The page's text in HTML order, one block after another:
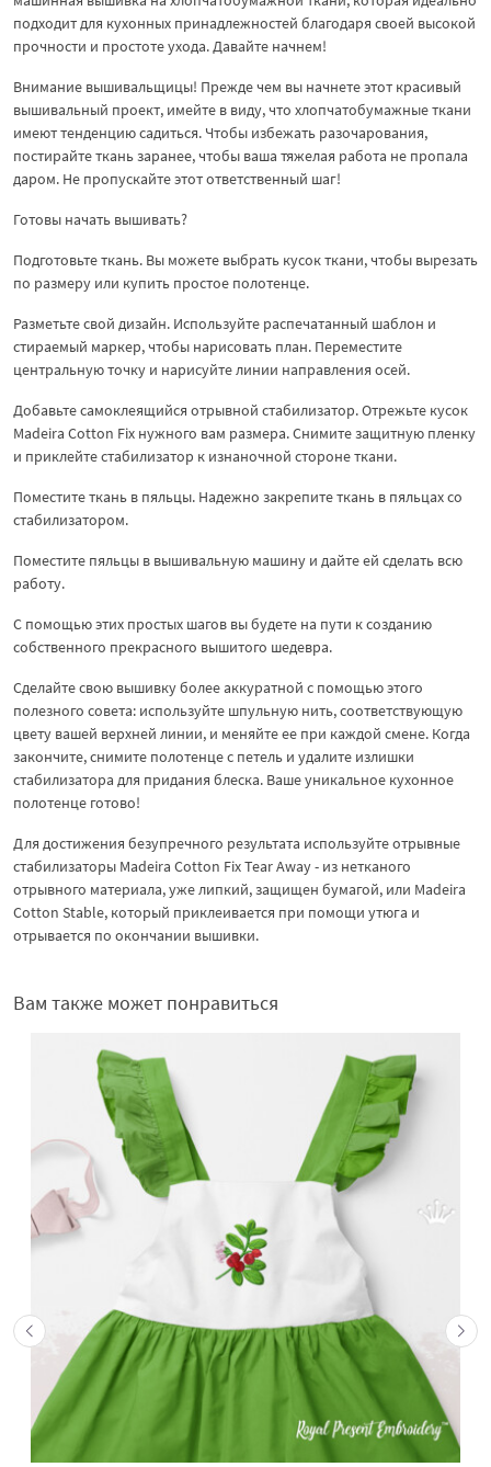
подходит для кухонных принадлежностей благодаря своей высокой
прочности и простоте ухода. Давайте начнем!
Внимание вышивальщицы! Прежде чем вы начнете этот красивый
вышивальный проект, имейте в виду, что хлопчатобумажные ткани
имеют тенденцию садиться. Чтобы избежать разочарования,
постирайте ткань заранее, чтобы ваша тяжелая работа не пропала
даром. Не пропускайте этот ответственный шаг!
Готовы начать вышивать?
Подготовьте ткань. Вы можете выбрать кусок ткани, чтобы вырезать
по размеру или купить простое полотенце.
Разметьте свой дизайн. Используйте распечатанный шаблон и
стираемый маркер, чтобы нарисовать план. Переместите
центральную точку и нарисуйте линии направления осей.
Добавьте самоклеящийся отрывной стабилизатор. Отрежьте кусок
Madeira Cotton Fix нужного вам размера. Снимите защитную пленку
и приклейте стабилизатор к изнаночной стороне ткани.
Поместите ткань в пяльцы. Надежно закрепите ткань в пяльцах со
стабилизатором.
Поместите пяльцы в вышивальную машину и дайте ей сделать всю
работу.
С помощью этих простых шагов вы будете на пути к созданию
собственного прекрасного вышитого шедевра.
Сделайте свою вышивку более аккуратной с помощью этого
полезного совета: используйте шпульную нить, соответствующую
цвету вашей верхней линии, и меняйте ее при каждой смене. Когда
закончите, снимите полотенце с петель и удалите излишки
стабилизатора для придания блеска. Ваше уникальное кухонное
полотенце готово!
Для достижения безупречного результата используйте отрывные
стабилизаторы Madeira Cotton Fix Tear Away - из нетканого
отрывного материала, уже липкий, защищен бумагой, или Madeira
Cotton Stable, который приклеивается при помощи утюга и
отрывается по окончании вышивки.
Вам также может понравиться